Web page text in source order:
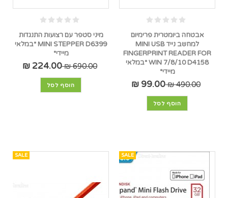
אבטחה ביומטרית פרימיום
למחשב נייד MINI USB
FINGERPRINT READER FOR
WIN 7/8/10 D4158 *במלאי
מיידי*
490.00 ₪
99.00 ₪
הוסף לסל
מיני סטפר עם רצועות התנגדות
MINI STEPPER D6399 *במלאי
מיידי*
690.00 ₪
224.00 ₪
הוסף לסל
SALE
SALE